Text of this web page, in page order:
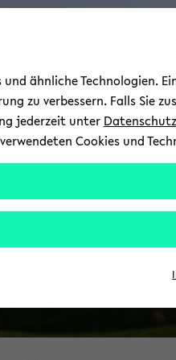
und ähnliche Technologien.
zu verbessern. Falls Sie
jederzeit unter
Cookies und